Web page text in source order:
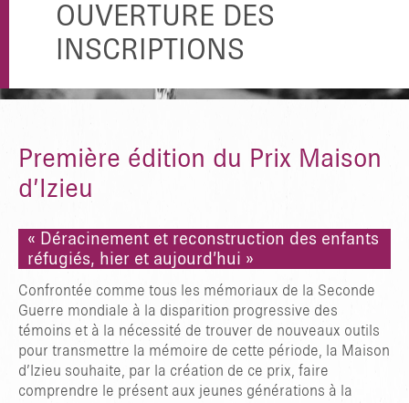
OUVERTURE DES
INSCRIPTIONS
Première édition du Prix Maison
d’Izieu
« Déracinement et reconstruction des enfants
réfugiés, hier et aujourd’hui »
Confrontée comme tous les mémoriaux de la Seconde
Guerre mondiale à la disparition progressive des
témoins et à la nécessité de trouver de nouveaux outils
pour transmettre la mémoire de cette période, la Maison
d’Izieu souhaite, par la création de ce prix, faire
comprendre le présent aux jeunes générations à la